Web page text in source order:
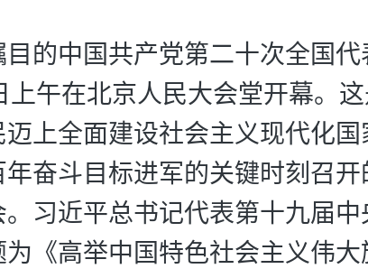
目的中国共产党第二十次全国
上午在北京人民大会堂开幕。
迈上全面建设社会主义现代化
年奋斗目标进军的关键时刻召
。习近平总书记代表第十九届
为《高举中国特色社会主义伟